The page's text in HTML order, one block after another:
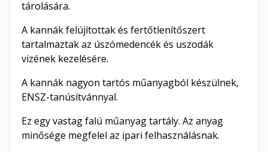
tárolására.
A kannák felújítottak és fertőtlenítőszert
tartalmaztak az úszómedencék és uszodák
vizének kezelésére.
A kannák nagyon tartós műanyagból készülnek,
ENSZ-tanúsítvánnyal.
Ez egy vastag falú műanyag tartály. Az anyag
minősége megfelel az ipari felhasználásnak.